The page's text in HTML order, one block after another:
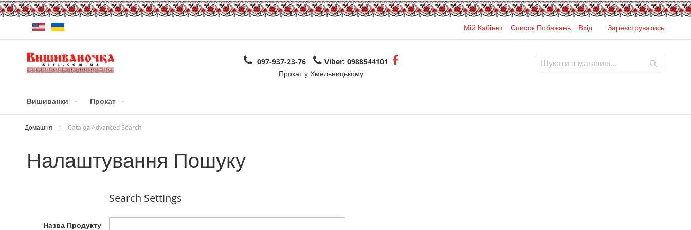
Мій Кабінет Список Побажань Вхід Зареєструватись
Skip
Мова
Search
097-937-23-76
Viber: 0988544101
Прокат у Хмельницькому
Вишиванки Прокат
Домашня Catalog Advanced Search
Налаштування Пошуку
Search Settings
Назва Продукту